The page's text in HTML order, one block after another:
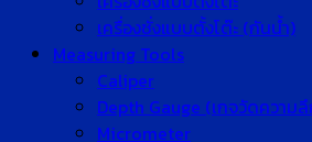
เครื่องชั่งแบบตั้งโต๊ะ (กันน้ำ)
Measuring Tools
Caliper
Depth Gauge (เกจวัดความ
Micrometer